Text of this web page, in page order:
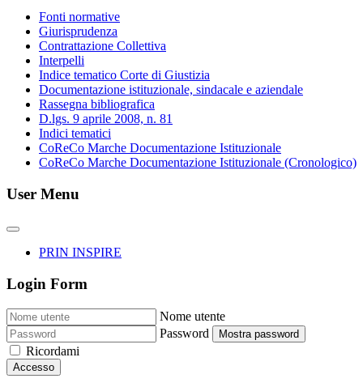
Fonti normative
Giurisprudenza
Contrattazione Collettiva
Interpelli
Indice tematico Corte di Giustizia
Documentazione istituzionale, sindacale e aziendale
Rassegna bibliografica
D.lgs. 9 aprile 2008, n. 81
Indici tematici
CoReCo Marche Documentazione Istituzionale
CoReCo Marche Documentazione Istituzionale (Cronologico)
User Menu
PRIN INSPIRE
Login Form
Nome utente
Password
Mostra password
Ricordami
Accesso